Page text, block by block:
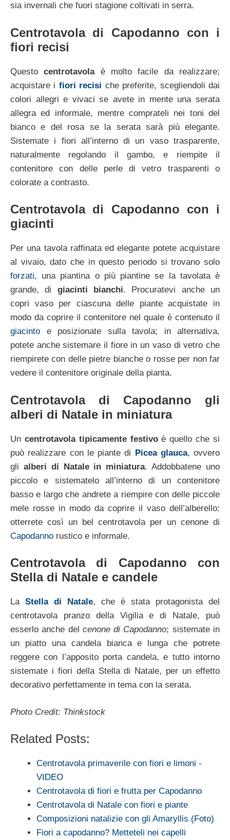
sia invernali che fuori stagione coltivati in serra.
Centrotavola di Capodanno con i
fiori recisi
Questocentrotavolaè molto facile da realizzare;
acquistare i fiori recisi che preferite, scegliendoli dai
colori allegri e vivaci se avete in mente una serata
allegra ed informale, mentre comprateli nei toni del
bianco e del rosa se la serata sarà più elegante.
Sistemate i fiori all’interno di un vaso trasparente,
naturalmente regolando il gambo, e riempite il
contenitore con delle perle di vetro trasparenti o
colorate a contrasto.
Centrotavola di Capodanno con i
giacinti
Per una tavola raffinata ed elegante potete acquistare
al vivaio, dato che in questo periodo si trovano solo
forzati, una piantina o più piantine se la tavolata è
grande, di giacinti bianchi. Procuratevi anche un
copri vaso per ciascuna delle piante acquistate in
modo da coprire il contenitore nel quale è contenuto il
giacinto e posizionate sulla tavola; in alternativa,
potete anche sistemare il fiore in un vaso di vetro che
riempirete con delle pietre bianche o rosse per non far
vedere il contenitore originale della pianta.
Centrotavola di Capodanno gli
alberi di Natale in miniatura
Un centrotavola tipicamente festivoè quello che si
può realizzare con le piante di Picea glauca, ovvero
gli alberi di Natale in miniatura. Addobbatene uno
piccolo e sistematelo all’interno di un contenitore
basso e largo che andrete a riempire con delle piccole
mele rosse in modo da coprire il vaso dell’alberello:
otterrete così un bel centrotavola per un cenone di
Capodanno rustico e informale.
Centrotavola di Capodanno con
Stella di Natale e candele
La Stella di Natale, che è stata protagonista del
centrotavola pranzo della Vigilia e di Natale, può
esserlo anche del cenone di Capodanno; sistemate in
un piatto una candela bianca e lunga che potrete
reggere con l’apposito porta candela, e tutto intorno
sistemate i fiori della Stella di Natale, per un effetto
decorativo perfettamente in tema con la serata.
Photo Credit: Thinkstock
Related Posts:
Centrotavola primaverile con fiori e limoni -
VIDEO
Centrotavola di fiori e frutta per Capodanno
Centrotavola di Natale con fiori e piante
Composizioni natalizie con gli Amaryllis (Foto)
Fiori a capodanno? Metteteli nei capelli